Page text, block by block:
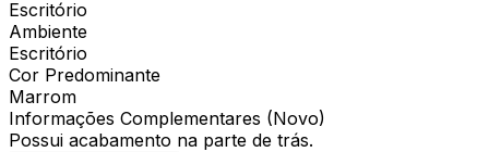
Escritório
Ambiente
Escritório
Cor Predominante
Marrom
Informações Complementares (Novo)
Possui acabamento na parte de trás.